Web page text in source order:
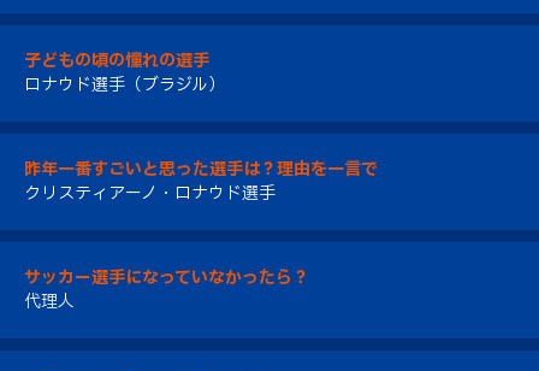
子どもの頃の憧れの選手
ロナウド選手（ブラジル）
昨年一番すごいと思った選手は？理由を一言で
クリスティアーノ・ロナウド選手
サッカー選手になっていなかったら？
代理人